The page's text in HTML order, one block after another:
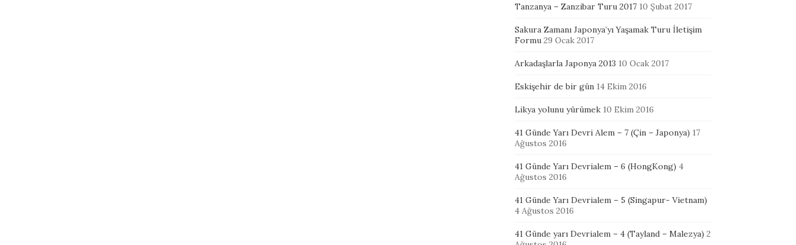
Tanzanya – Zanzibar Turu 2017 10 Şubat 2017
Sakura Zamanı Japonya’yı Yaşamak Turu İletişim
Formu 29 Ocak 2017
Arkadaşlarla Japonya 2013 10 Ocak 2017
Eskişehir de bir gün 14 Ekim 2016
Likya yolunu yürümek 10 Ekim 2016
41 Günde Yarı Devri Alem – 7 (Çin – Japonya) 17
Ağustos 2016
41 Günde Yarı Devrialem – 6 (HongKong) 4
Ağustos 2016
41 Günde Yarı Devrialem – 5 (Singapur- Vietnam)
4 Ağustos 2016
41 Günde yarı Devrialem – 4 (Tayland – Malezya) 2